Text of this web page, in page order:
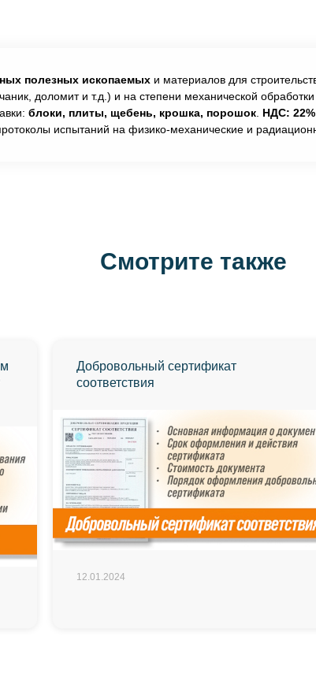
полезных ископаемых и материалов для
доломит и т.д.) и на степени механической
блоки, плиты, щебень, крошка, порошок НДС:
испытаний на физико-механические и
Смотрите также
Добровольный сертификат
соответствия
12.01.2024